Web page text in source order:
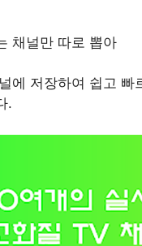
채널만 따로 뽑아
에 저장하여 쉽고 빠
.